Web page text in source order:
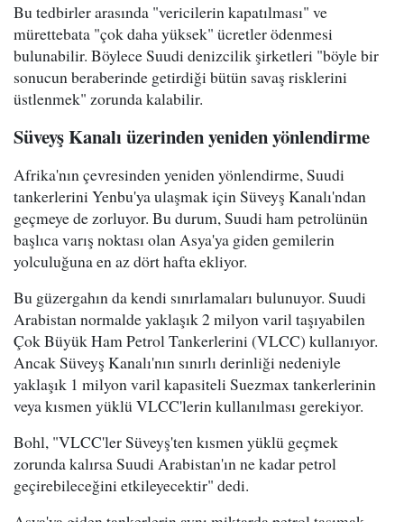
Bu tedbirler arasında "vericilerin kapatılması" ve
mürettebata "çok daha yüksek" ücretler ödenmesi
bulunabilir. Böylece Suudi denizcilik şirketleri "böyle bir
sonucun beraberinde getirdiği bütün savaş risklerini
üstlenmek" zorunda kalabilir.
Süveyş Kanalı üzerinden yeniden yönlendirme
Afrika'nın çevresinden yeniden yönlendirme, Suudi
tankerlerini Yenbu'ya ulaşmak için Süveyş Kanalı'ndan
geçmeye de zorluyor. Bu durum, Suudi ham petrolünün
başlıca varış noktası olan Asya'ya giden gemilerin
yolculuğuna en az dört hafta ekliyor.
Bu güzergahın da kendi sınırlamaları bulunuyor. Suudi
Arabistan normalde yaklaşık 2 milyon varil taşıyabilen
Çok Büyük Ham Petrol Tankerlerini (VLCC) kullanıyor.
Ancak Süveyş Kanalı'nın sınırlı derinliği nedeniyle
yaklaşık 1 milyon varil kapasiteli Suezmax tankerlerinin
veya kısmen yüklü VLCC'lerin kullanılması gerekiyor.
Bohl, "VLCC'ler Süveyş'ten kısmen yüklü geçmek
zorunda kalırsa Suudi Arabistan'ın ne kadar petrol
geçirebileceğini etkileyecektir" dedi.